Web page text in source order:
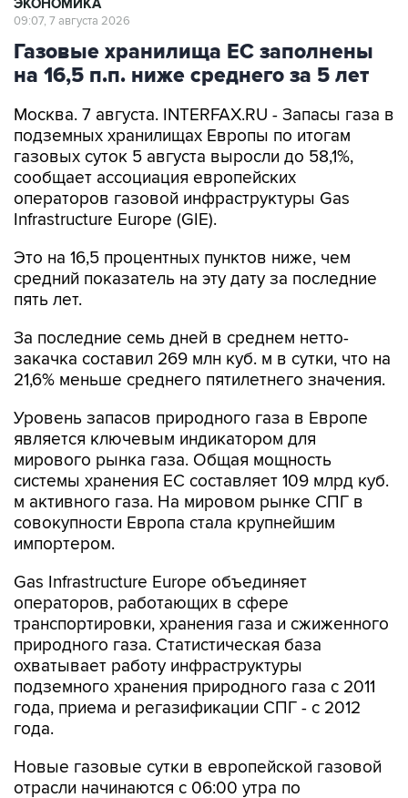
Газовые хранилища ЕС заполнены
на 16,5 п.п. ниже среднего за 5 лет
Москва. 7 августа. INTERFAX.RU - Запасы газа в
газовых суток 5 августа выросли до 58,1%,
сообщает ассоциация европейских
операторов газовой инфраструктуры Gas
Infrastructure Europe (GIE).
Это на 16,5 процентных пунктов ниже, чем
пять лет.
За последние семь дней в среднем нетто-
21,6% меньше среднего пятилетнего значения.
Уровень запасов природного газа в Европе
мирового рынка газа. Общая мощность
системы хранения ЕС составляет 109 млрд куб.
м активного газа. На мировом рынке СПГ в
совокупности Европа стала крупнейшим
импортером.
Gas Infrastructure Europe объединяет
транспортировки, хранения газа и сжиженного
природного газа. Статистическая база
охватывает работу инфраструктуры
подземного хранения природного газа с 2011
года, приема и регазификации СПГ - с 2012
года.
Новые газовые сутки в европейской газовой
Центральноевропейскому времени (CET).